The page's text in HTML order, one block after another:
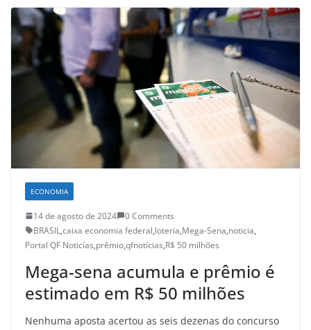
ECONOMIA
14 de agosto de 2024
0 Comments
BRASIL,caixa economia federal,loteria,Mega-Sena,noticia,
Portal QF Noticías,prêmio,qfnotícias,R$ 50 milhões
Mega-sena acumula e prêmio é
estimado em R$ 50 milhões
Nenhuma aposta acertou as seis dezenas do concurso